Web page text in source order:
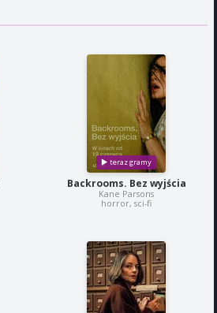
Backrooms. Bez wyjścia
Kane Parsons
horror, sci-fi